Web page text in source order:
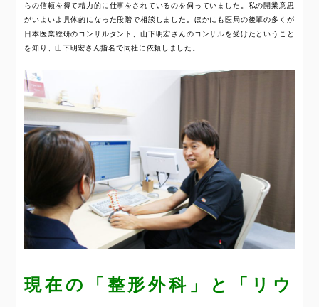
らの信頼を得て精力的に仕事をされているのを伺っていました。私の開業意思
がいよいよ具体的になった段階で相談しました。ほかにも医局の後輩の多くが
日本医業総研のコンサルタント、山下明宏さんのコンサルを受けたということ
を知り、山下明宏さん指名で同社に依頼しました。
現在の「整形外科」と「リウ